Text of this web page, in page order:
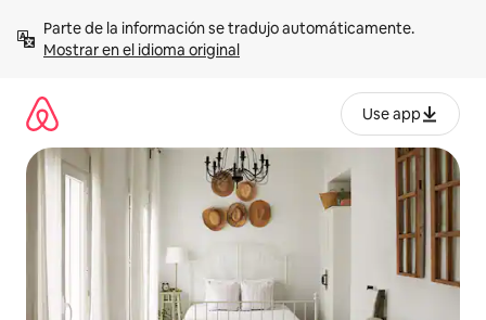
contenidoMostrar en el idioma original
Use app